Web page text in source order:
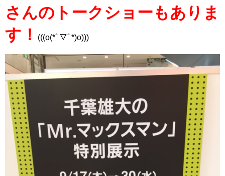
さんのトークショーもありま
す！
(((o(*ﾟ▽ﾟ*)o)))